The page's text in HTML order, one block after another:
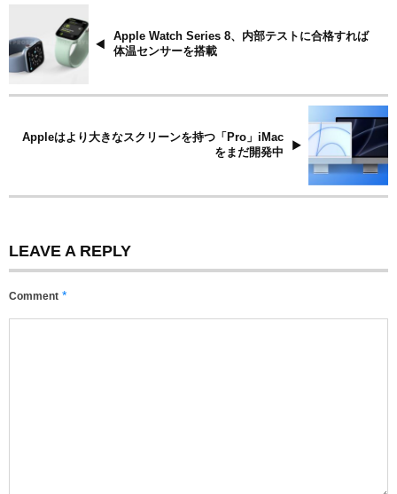
Apple Watch Series 8、内部テストに合格すれば
体温センサーを搭載
Appleはより大きなスクリーンを持つ「Pro」iMac
をまだ開発中
LEAVE A REPLY
Comment *